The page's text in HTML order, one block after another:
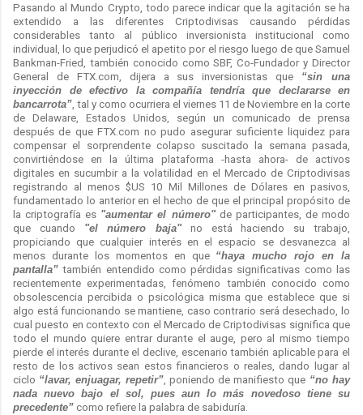
Pasando al Mundo Crypto, todo parece indicar que la agitación se ha
extendido a las diferentes Criptodivisas causando pérdidas
considerables tanto al público inversionista institucional como
individual, lo que perjudicó el apetito por el riesgo luego de que Samuel
Bankman-Fried, también conocido como SBF, Co-Fundador y Director
General de FTX.com, dijera a sus inversionistas que “sin una
inyección de efectivo la compañía tendría que declararse en
bancarrota” , tal y como ocurriera el viernes 11 de Noviembre en la corte
de Delaware, Estados Unidos, según un comunicado de prensa
después de que FTX.com no pudo asegurar suficiente liquidez para
compensar el sorprendente colapso suscitado la semana pasada,
convirtiéndose en la última plataforma -hasta ahora- de activos
digitales en sucumbir a la volatilidad en el Mercado de Criptodivisas
registrando al menos $US 10 Mil Millones de Dólares en pasivos,
fundamentado lo anterior en el hecho de que el principal propósito de
la criptografía es "aumentar el número"de participantes, de modo
que cuando "el número baja" no está haciendo su trabajo,
propiciando que cualquier interés en el espacio se desvanezca al
menos durante los momentos en que “haya mucho rojo en la
pantalla” también entendido como pérdidas significativas como las
recientemente experimentadas, fenómeno también conocido como
obsolescencia percibida o psicológica misma que establece que si
algo está funcionando se mantiene, caso contrario será desechado, lo
cual puesto en contexto con el Mercado de Criptodivisas significa que
todo el mundo quiere entrar durante el auge, pero al mismo tiempo
pierde el interés durante el declive, escenario también aplicable para el
resto de los activos sean estos financieros o reales, dando lugar al
ciclo “lavar, enjuagar, repetir” , poniendo de manifiesto que “no hay
nada nuevo bajo el sol, pues aun lo más novedoso tiene su
precedente” como refiere la palabra de sabiduría.